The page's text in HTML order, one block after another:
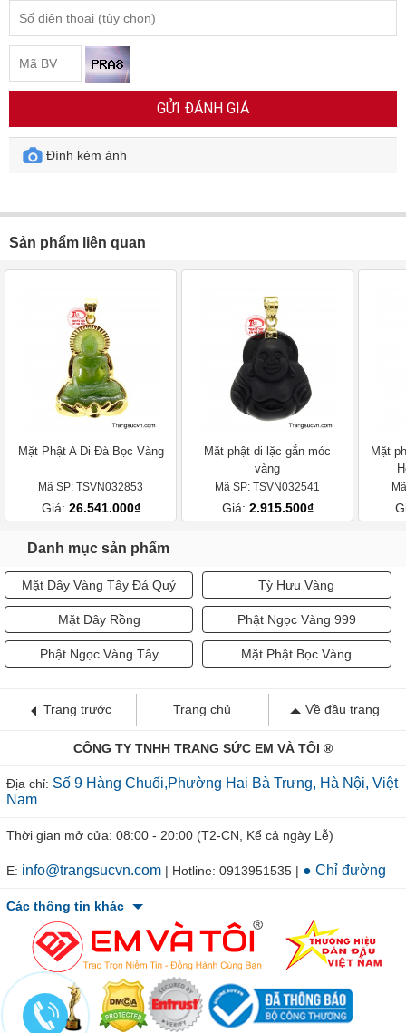
GỬI ĐÁNH GIÁ
Đính kèm ảnh
Sản phẩm liên quan
Mặt Phật A Di Đà Bọc Vàng
Mã SP: TSVN032853
Giá: 26.541.000₫
Mặt phật di lặc gắn móc
vàng
Mã SP: TSVN032541
Giá: 2.915.500₫
Mặt
Danh mục sản phẩm
Mặt Dây Vàng Tây Đá Quý Tỳ Hưu Vàng
Mặt Dây Rồng Phật Ngọc Vàng 999
Phật Ngọc Vàng Tây Mặt Phật Bọc Vàng
Trang trước Trang chủ Về đầu trang
CÔNG TY TNHH TRANG SỨC EM VÀ TÔI ®
Địa chỉ: Số 9 Hàng Chuối,Phường Hai Bà Trưng, Hà Nội, Việt
Nam
Thời gian mở cửa: 08:00 - 20:00 (T2-CN, Kể cả ngày Lễ)
E: info@trangsucvn.com | Hotline: 0913951535 | ● Chỉ đường
Các thông tin khác